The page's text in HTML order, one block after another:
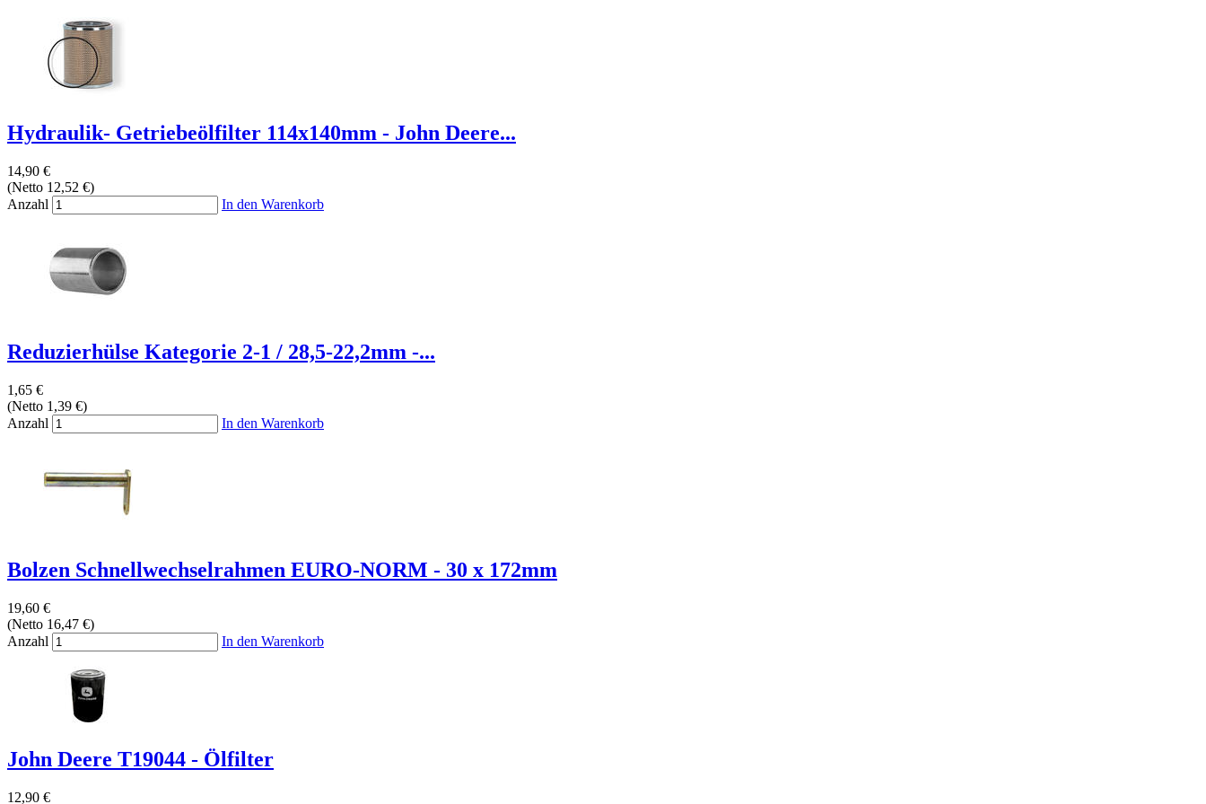
Hydraulik- Getriebeölfilter 114x140mm - John Deere...
14,90 €
(Netto 12,52 €)
Anzahl
In den Warenkorb
Reduzierhülse Kategorie 2-1 / 28,5-22,2mm -...
1,65 €
(Netto 1,39 €)
Anzahl
In den Warenkorb
Bolzen Schnellwechselrahmen EURO-NORM - 30 x 172mm
19,60 €
(Netto 16,47 €)
Anzahl
In den Warenkorb
John Deere T19044 - Ölfilter
12,90 €